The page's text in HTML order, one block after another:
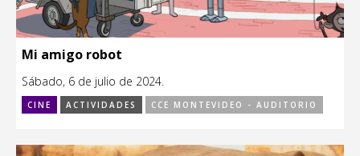
Mi amigo robot
Sábado, 6 de julio de 2024.
CINE ACTIVIDADES CCE MONTEVIDEO - AUDITORIO